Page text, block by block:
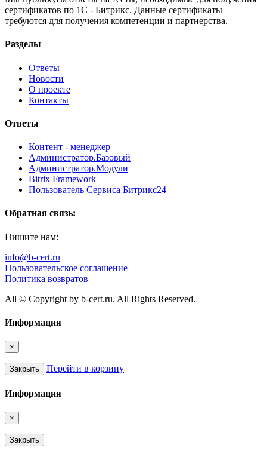
сертификатов по 1С - Битрикс. Данные сертификаты
требуются для получения компетенции и партнерства.
Разделы
Ответы
Новости
О проекте
Контакты
Ответы
Контент - менеджер
Администратор.Базовый
Администратор.Модули
Bitrix Framework
Пользователь Сервиса Битрикс24
Обратная связь:
Пишите нам:
info@b-cert.ru
Пользовательское соглашение
Политика возвратов
All © Copyright by b-cert.ru. All Rights Reserved.
Информация
×
Закрыть Перейти в корзину
Информация
×
Закрыть